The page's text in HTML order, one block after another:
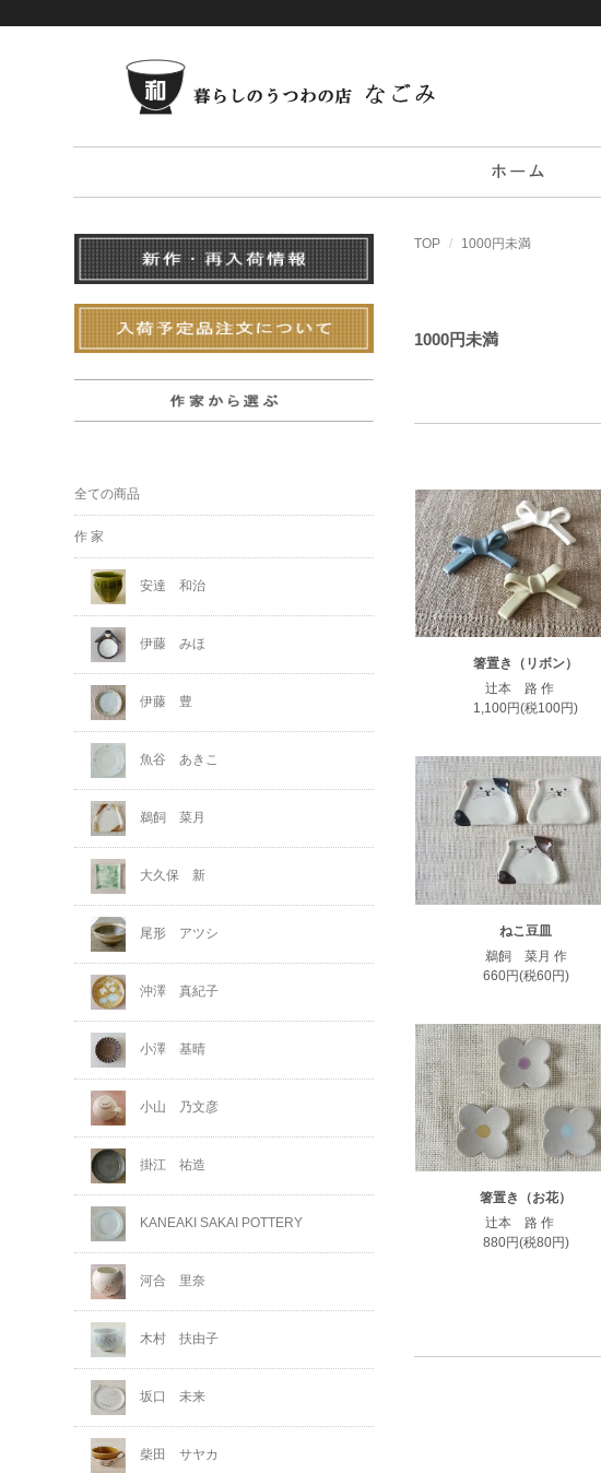
TOP 1000円未満
1000円未満
箸置き（リボン）
辻本 路 作
1,100円(税100円)
ねこ豆皿
鵜飼 菜月 作
660円(税60円)
箸置き（お花）
辻本 路 作
880円(税80円)
全ての商品
作 家
安達 和治
伊藤 みほ
伊藤 豊
魚谷 あきこ
鵜飼 菜月
大久保 新
尾形 アツシ
沖澤 真紀子
小澤 基晴
小山 乃文彦
掛江 祐造
KANEAKI SAKAI POTTERY
河合 里奈
木村 扶由子
坂口 未来
柴田 サヤカ